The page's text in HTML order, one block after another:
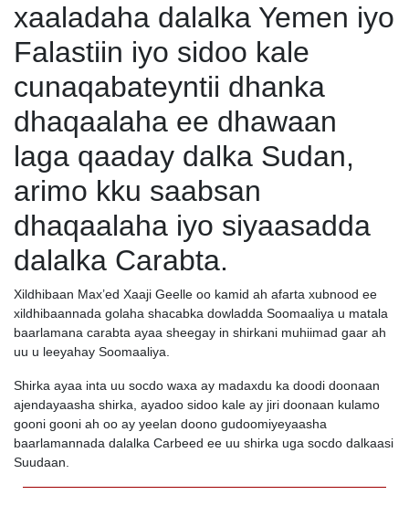
xaaladaha dalalka Yemen iyo
Falastiin iyo sidoo kale
cunaqabateyntii dhanka
dhaqaalaha ee dhawaan
laga qaaday dalka Sudan,
arimo kku saabsan
dhaqaalaha iyo siyaasadda
dalalka Carabta.
Xildhibaan Max’ed Xaaji Geelle oo kamid ah afarta xubnood ee
xildhibaannada golaha shacabka dowladda Soomaaliya u matala
baarlamana carabta ayaa sheegay in shirkani muhiimad gaar ah
uu u leeyahay Soomaaliya.
Shirka ayaa inta uu socdo waxa ay madaxdu ka doodi doonaan
ajendayaasha shirka, ayadoo sidoo kale ay jiri doonaan kulamo
gooni gooni ah oo ay yeelan doono gudoomiyeyaasha
baarlamannada dalalka Carbeed ee uu shirka uga socdo dalkaasi
Suudaan.